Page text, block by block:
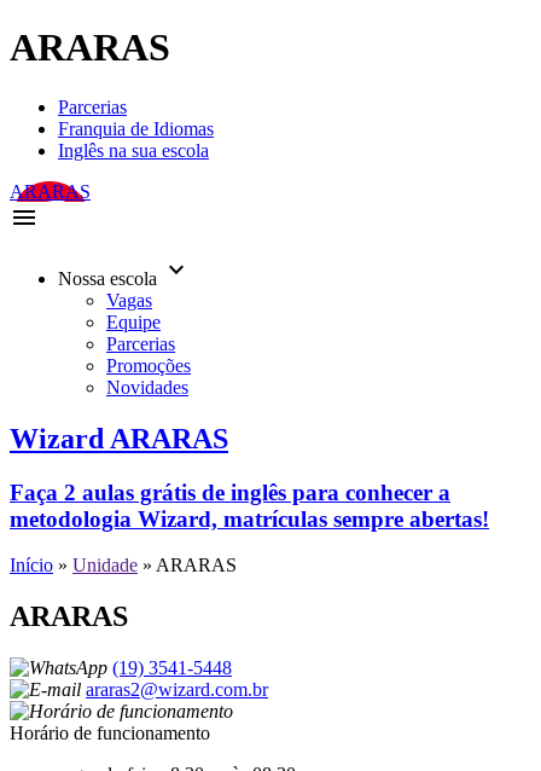
ARARAS
Parcerias
Franquia de Idiomas
Inglês na sua escola
ARARAS
menu
Nossa escola keyboard_arrow_down
Vagas
Equipe
Parcerias
Promoções
Novidades
Wizard ARARAS
Faça 2 aulas grátis de inglês para conhecer a
metodologia Wizard, matrículas sempre abertas!
Início » Unidade » ARARAS
ARARAS
(19) 3541-5448
araras2@wizard.com.br
Horário de funcionamento